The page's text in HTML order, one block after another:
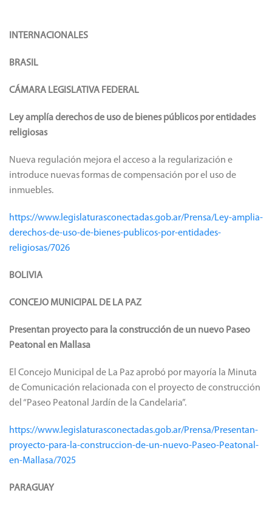
INTERNACIONALES
BRASIL
CÁMARA LEGISLATIVA FEDERAL
Ley amplía derechos de uso de bienes públicos por entidades
religiosas
Nueva regulación mejora el acceso a la regularización e
introduce nuevas formas de compensación por el uso de
inmuebles.
https://www.legislaturasconectadas.gob.ar/Prensa/Ley-amplia-
derechos-de-uso-de-bienes-publicos-por-entidades-
religiosas/7026
BOLIVIA
CONCEJO MUNICIPAL DE LA PAZ
Presentan proyecto para la construcción de un nuevo Paseo
Peatonal en Mallasa
El Concejo Municipal de La Paz aprobó por mayoría la Minuta
de Comunicación relacionada con el proyecto de construcción
del “Paseo Peatonal Jardín de la Candelaria”.
https://www.legislaturasconectadas.gob.ar/Prensa/Presentan-
proyecto-para-la-construccion-de-un-nuevo-Paseo-Peatonal-
en-Mallasa/7025
PARAGUAY